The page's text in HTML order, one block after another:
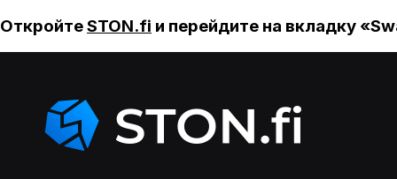
ОткройтеSTON.fi и перейдите на вкладку